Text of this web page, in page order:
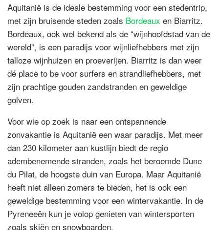
Aquitanië is de ideale bestemming voor een stedentrip,
met zijn bruisende steden zoals Bordeaux en Biarritz.
Bordeaux, ook wel bekend als de “wijnhoofdstad van de
wereld”, is een paradijs voor wijnliefhebbers met zijn
talloze wijnhuizen en proeverijen. Biarritz is dan weer
dé place to be voor surfers en strandliefhebbers, met
zijn prachtige gouden zandstranden en geweldige
golven.
Voor wie op zoek is naar een ontspannende
zonvakantie is Aquitanië een waar paradijs. Met meer
dan 230 kilometer aan kustlijn biedt de regio
adembenemende stranden, zoals het beroemde Dune
du Pilat, de hoogste duin van Europa. Maar Aquitanië
heeft niet alleen zomers te bieden, het is ook een
geweldige bestemming voor een wintervakantie. In de
Pyreneeën kun je volop genieten van wintersporten
zoals skiën en snowboarden.